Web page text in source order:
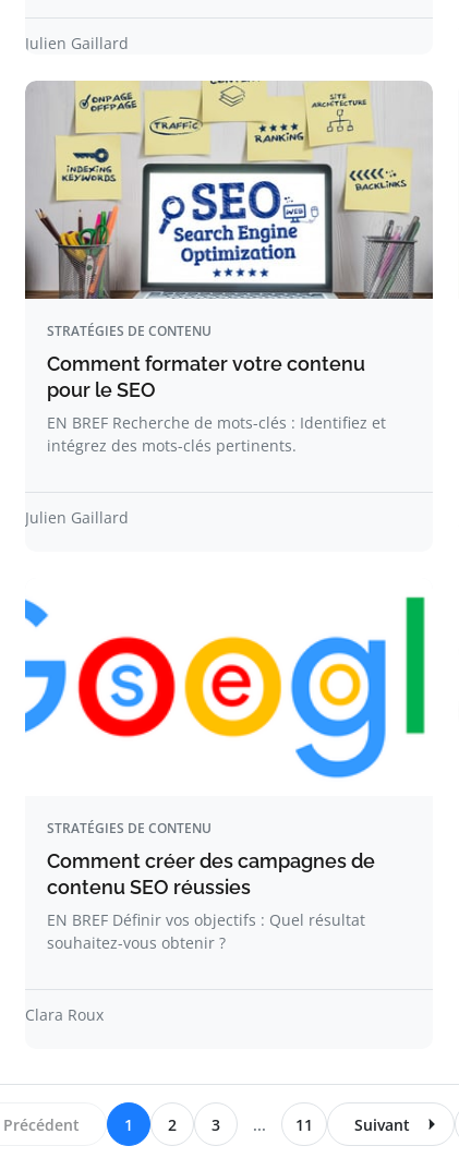
Julien Gaillard
STRATÉGIES DE CONTENU
Comment formater votre contenu
pour le SEO
EN BREF Recherche de mots-clés : Identifiez et
intégrez des mots-clés pertinents.
Julien Gaillard
STRATÉGIES DE CONTENU
Comment créer des campagnes de
contenu SEO réussies
EN BREF Définir vos objectifs : Quel résultat
souhaitez-vous obtenir ?
Clara Roux
Précédent 1 2 3 ... 11 Suivant